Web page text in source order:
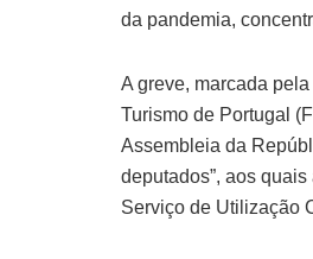
da pandemia,
A greve, marcada
Turismo de Portugal
Assembleia da
deputados”, aos
Serviço de Utilização